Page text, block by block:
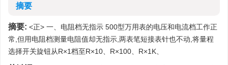
摘要
摘要: <正> 一、电阻档无指示 500型万用表的电压和电流档工作正
常,但用电阻档测量电阻值却无指示,两表笔短接表针也不动,将量程
选择开关旋钮从R×1档至R×10、R×100、R×1K、